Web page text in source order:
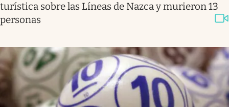
turística sobre las Líneas de Nazca y murieron 13
personas